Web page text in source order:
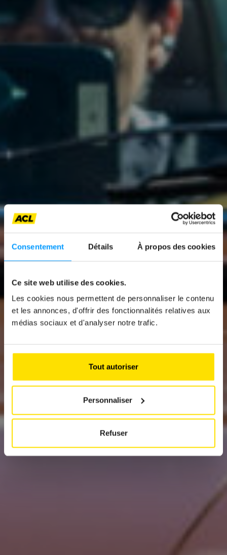
Consentement Détails À propos des cookies
Ce site web utilise des cookies.
Les cookies nous permettent de personnaliser le contenu
et les annonces, d'offrir des fonctionnalités relatives aux
médias sociaux et d'analyser notre trafic.
Tout autoriser
Personnaliser
Refuser
News
« NSU RO 80,
DIFFICILE DE
TROUVER PLUS
RARE »